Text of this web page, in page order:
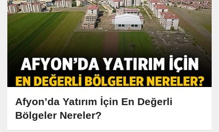
Afyon’da Yatırım İçin En Değerli
Bölgeler Nereler?